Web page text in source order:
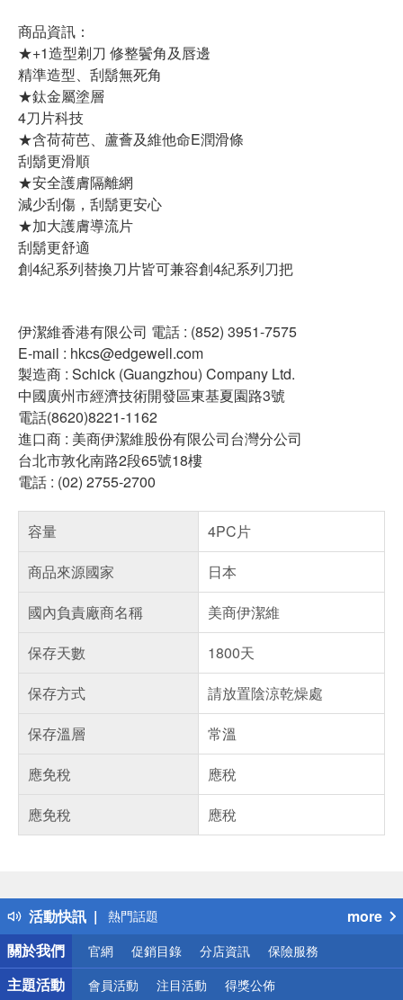
商品資訊：
★+1造型剃刀 修整鬢角及唇邊
精準造型、刮鬍無死角
★鈦金屬塗層
4刀片科技
★含荷荷芭、蘆薈及維他命E潤滑條
刮鬍更滑順
★安全護膚隔離網
減少刮傷，刮鬍更安心
★加大護膚導流片
刮鬍更舒適
創4紀系列替換刀片皆可兼容創4紀系列刀把
伊潔維香港有限公司 電話 : (852) 3951-7575
E-mail : hkcs@edgewell.com
製造商 : Schick (Guangzhou) Company Ltd.
中國廣州市經濟技術開發區東基夏園路3號
電話(8620)8221-1162
進口商 : 美商伊潔維股份有限公司台灣分公司
台北市敦化南路2段65號18樓
電話 : (02) 2755-2700
容量
4PC片
商品來源國家
日本
國內負責廠商名稱
美商伊潔維
保存天數
1800天
保存方式
請放置陰涼乾燥處
保存溫層
常溫
應免稅
應稅
應免稅
應稅
活動快訊
得獎公告
熱門話題
銀行優惠
偏遠地區配送
詐騙網頁！請小心！
more
關於我們
官網 促銷目錄 分店資訊 保險服務
主題活動 會員活動 注目活動 得獎公佈